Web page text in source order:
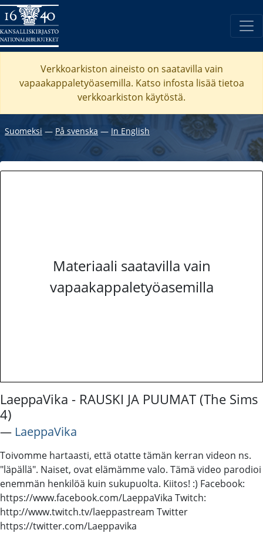
Verkkoarkiston aineisto on saatavilla vain
vapaakappaletyöasemilla. Katso infosta lisää tietoa
verkkoarkiston käytöstä.
Suomeksi ― På svenska ― In English
Materiaali saatavilla vain
vapaakappaletyöasemilla
LaeppaVika - RAUSKI JA PUUMAT (The Sims
4)
― LaeppaVika
Toivomme hartaasti, että otatte tämän kerran videon ns.
"läpällä". Naiset, ovat elämämme valo. Tämä video parodioi
enemmän henkilöä kuin sukupuolta. Kiitos! :) Facebook:
https://www.facebook.com/LaeppaVika Twitch:
http://www.twitch.tv/laeppastream Twitter
https://twitter.com/Laeppavika